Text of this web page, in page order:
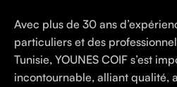
Avec plus de 30 ans
particuliers et des
Tunisie, YOUNES COIF s’est
incontournable, alliant qualité,